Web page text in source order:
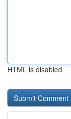
HTML is disabled